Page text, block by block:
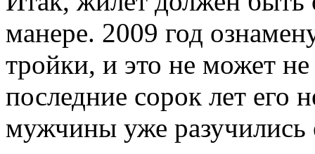
манере. 2009 год
тройки, и это не может
последние сорок лет его
мужчины уже разучились